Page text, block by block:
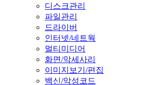
디스크관리
파일관리
드라이버
인터넷/네트웍
멀티미디어
화면/악세사리
이미지보기/편집
백신/악성코드